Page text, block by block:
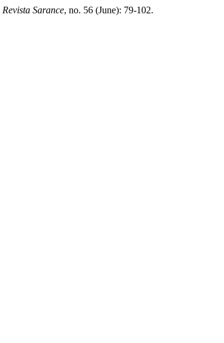
Revista Sarance, no. 56 (June): 79-102.